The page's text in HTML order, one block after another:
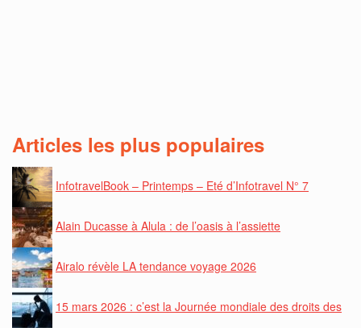
Articles les plus populaires
InfotravelBook – Printemps – Eté d’Infotravel N° 7
Alain Ducasse à Alula : de l’oasis à l’assiette
Airalo révèle LA tendance voyage 2026
15 mars 2026 : c’est la Journée mondiale des droits des